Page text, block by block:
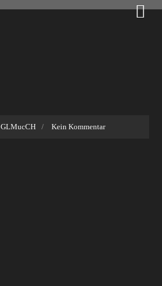

GLMucCH Kein Kommentar